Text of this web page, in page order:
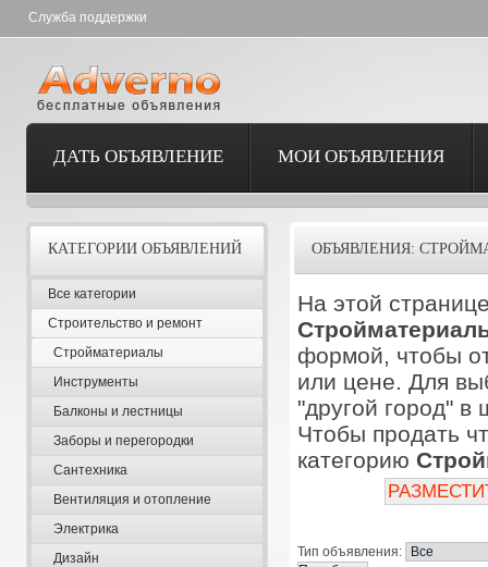
Служба поддержки
ДАТЬ ОБЪЯВЛЕНИЕ МОИ ОБЪЯВЛЕНИЯ
КАТЕГОРИИ ОБЪЯВЛЕНИЙ
Все категории
Строительство и ремонт
Стройматериалы
Инструменты
Балконы и лестницы
Заборы и перегородки
Сантехника
Вентиляция и отопление
Электрика
Дизайн
ОБЪЯВЛЕНИЯ:
На этой
формой, чтобы
или цене. Для
"другой город"
Чтобы продать
категорию
Тип объявления: